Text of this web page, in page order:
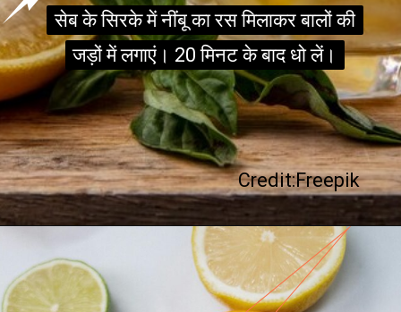
सेब के सिरके में नींबू का रस मिलाकर बालों की
जड़ों में लगाएं। 20 मिनट के बाद धो लें।
सेब के सिरके में नींबू का रस मिलाकर बालों की
जड़ों में लगाएं। 20 मिनट के बाद धो लें।
Credit:Freepik